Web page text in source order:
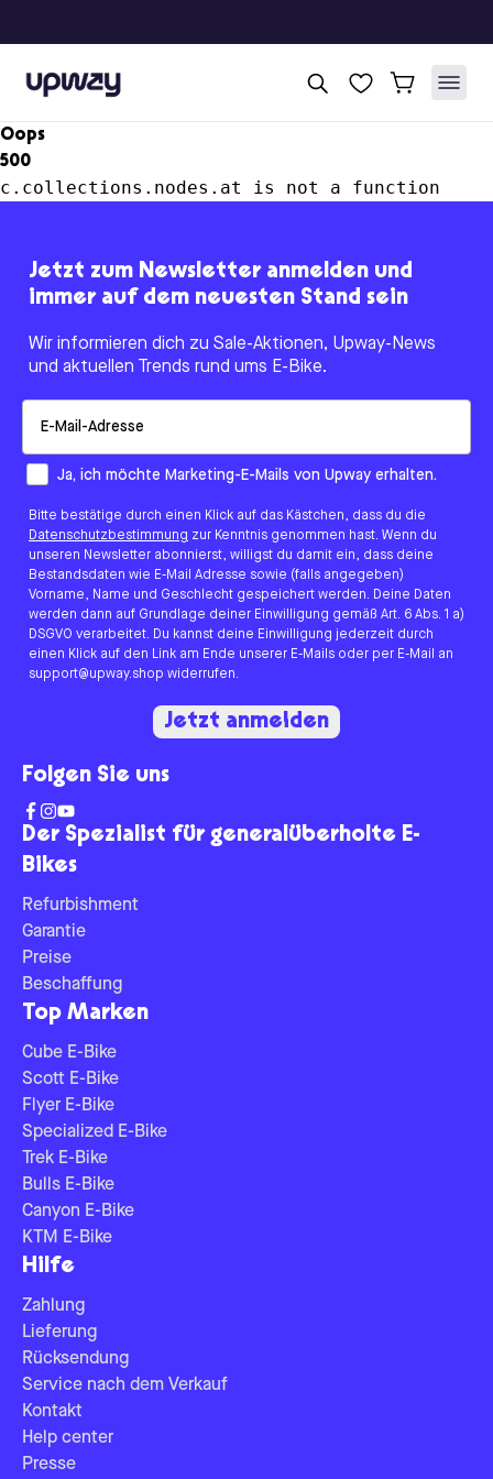
Upway
Oops
500
c.collections.nodes.at is not a function
Der Spezialist für generalüberholte E-
Bikes
Refurbishment
Garantie
Preise
Beschaffung
Top Marken
Cube E-Bike
Scott E-Bike
Flyer E-Bike
Specialized E-Bike
Trek E-Bike
Bulls E-Bike
Canyon E-Bike
KTM E-Bike
Hilfe
Zahlung
Lieferung
Rücksendung
Service nach dem Verkauf
Kontakt
Help center
Presse
Jetzt zum Newsletter anmelden und
immer auf dem neuesten Stand sein
Wir informieren dich zu Sale-Aktionen, Upway-News
und aktuellen Trends rund ums E-Bike.
How would you like to hear from us?
Ja, ich möchte Marketing-E-Mails von Upway erhalten.
Bitte bestätige durch einen Klick auf das Kästchen, dass du die
Datenschutzbestimmung zur Kenntnis genommen hast. Wenn du
unseren Newsletter abonnierst, willigst du damit ein, dass deine
Bestandsdaten wie E-Mail Adresse sowie (falls angegeben)
Vorname, Name und Geschlecht gespeichert werden. Deine Daten
werden dann auf Grundlage deiner Einwilligung gemäß Art. 6 Abs. 1 a)
DSGVO verarbeitet. Du kannst deine Einwilligung jederzeit durch
einen Klick auf den Link am Ende unserer E-Mails oder per E-Mail an
support@upway.shop widerrufen.
Jetzt anmelden
Folgen Sie uns